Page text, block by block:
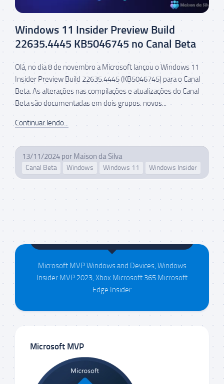
Windows 11 Insider Preview Build
22635.4445 KB5046745 no Canal Beta
Olá, no dia 8 de novembro a Microsoft lançou o Windows 11
Insider Preview Build 22635.4445 (KB5046745) para o Canal
Beta. As alterações nas compilações e atualizações do Canal
Beta são documentadas em dois grupos: novos...
Continuar lendo...
13/11/2024 por Maison da Silva
Canal Beta Windows Windows 11 Windows Insider
Maison da Silva
Microsoft MVP Windows and Devices, Windows
Insider MVP 2023, Xbox Microsoft 365 Microsoft
Edge Insider
Microsoft MVP